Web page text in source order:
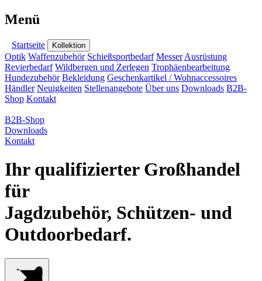
Menü
Startseite Kollektion
Optik Waffenzubehör Schießsportbedarf Messer Ausrüstung
Revierbedarf Wildbergen und Zerlegen Trophäenbearbeitung
Hundezubehör Bekleidung Geschenkartikel / Wohnaccessoires
Händler Neuigkeiten Stellenangebote Über uns Downloads B2B-
Shop Kontakt
B2B-Shop
Downloads
Kontakt
Ihr qualifizierter Großhandel
für
Jagdzubehör, Schützen- und
Outdoorbedarf.